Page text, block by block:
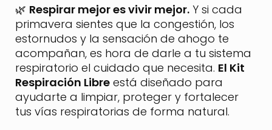
🌿 Respirar mejor es vivir mejor. Y si cada
primavera sientes que la congestión, los
estornudos y la sensación de ahogo te
acompañan, es hora de darle a tu sistema
respiratorio el cuidado que necesita. El Kit
Respiración Libre está diseñado para
ayudarte a limpiar, proteger y fortalecer
tus vías respiratorias de forma natural.